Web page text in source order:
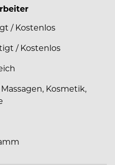
/ Kostenlos
/ Kostenlos
Kosmetik,